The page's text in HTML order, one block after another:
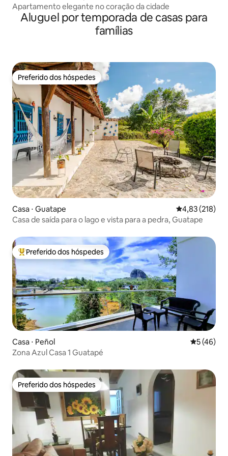
Apartamento elegante no coração da cidade
Aluguel por temporada de casas para
famílias
Preferido dos hóspedes
Preferido dos hóspedes
Casa ⋅ Guatape 4,83 de uma
4,83 (218)
Casa de saída para o lago e vista para a pedra, Guatape
Entre os melhores preferidos dos hóspedes
Preferido dos hóspedes
Casa ⋅ Peñol 5 de uma
5 (46)
Zona Azul Casa 1 Guatapé
Preferido dos hóspedes
Preferido dos hóspedes